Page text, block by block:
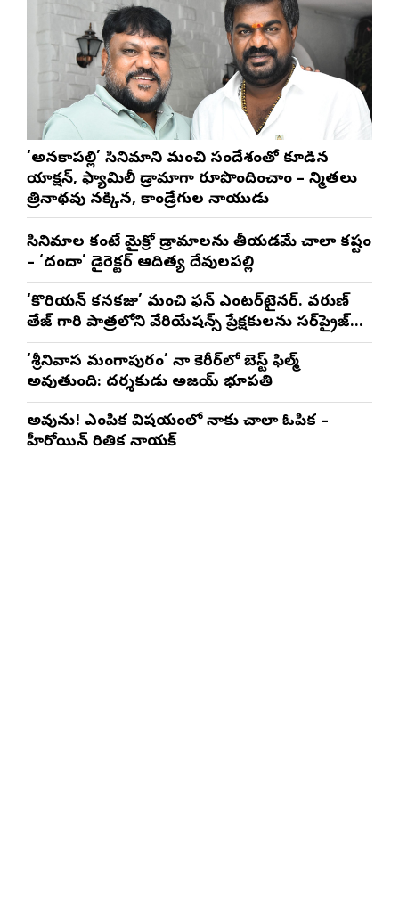
‘అనకాపల్లి’ సినిమాని మంచి సందేశంతో కూడిన
యాక్షన్, ఫ్యామిలీ డ్రామాగా రూపొందించాం – నిర్మాతలు
త్రినాథరావు నక్కిన, కాండ్రేగుల నాయుడు
సినిమాల కంటే మైక్రో డ్రామాలను తీయడమే చాలా కష్టం
– ‘దందా’ డైరెక్ట‌ర్ ఆదిత్య దేవులపల్లి
‘కొరియన్ కనకరాజు’ మంచి ఫన్ ఎంటర్‌టైనర్. వరుణ్
తేజ్ గారి పాత్రలోని వేరియేషన్స్ ప్రేక్షకులను సర్‌ప్రైజ్
చేస్తాయి : దర్శకుడు మేర్లపాక గాంధీ
‘శ్రీనివాస మంగాపురం’ నా కెరీర్‌లో బెస్ట్ ఫిల్మ్
అవుతుంది: దర్శకుడు అజయ్ భూపతి
అవును! ఎంపిక విషయంలో నాకు చాలా ఓపిక –
హీరోయిన్ రితిక నాయక్